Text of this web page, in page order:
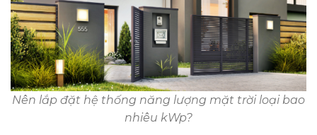
Nên lắp đặt hệ thống năng lượng mặt trời loại bao
nhiêu kWp?